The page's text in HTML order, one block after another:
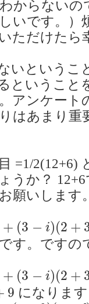
からないの
いです。）
ただけたら
いというこ
ということ
アンケート
はあまり重
=1/2(12+6)
うか？
願いします
+ (3 − i)(2 +
i (2 i)
す。ですの
+ (3 − i)(2 +
i (2 )=(6 − 7
9 になりま